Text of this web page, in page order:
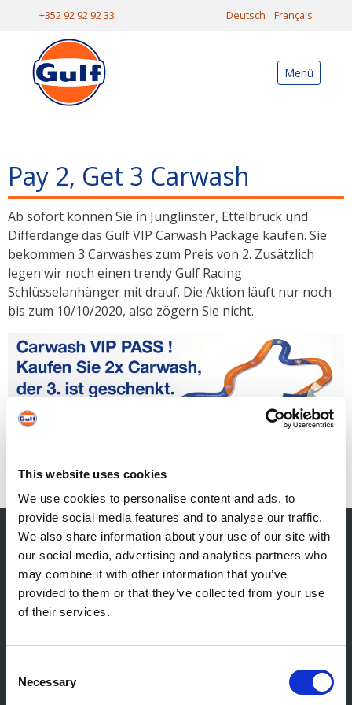
This website uses cookies
We use cookies to personalise content and ads, to
provide social media features and to analyse our traffic.
We also share information about your use of our site with
our social media, advertising and analytics partners who
may combine it with other information that you’ve
provided to them or that they’ve collected from your use
of their services.
Selection
Necessary
+352 92 92 92 33 Deutsch Français
Menü
Pay 2, Get 3 Carwash
Ab sofort können Sie in Junglinster, Ettelbruck und
Differdange das Gulf VIP Carwash Package kaufen. Sie
bekommen 3 Carwashes zum Preis von 2. Zusätzlich
legen wir noch einen trendy Gulf Racing
Schlüsselanhänger mit drauf. Die Aktion läuft nur noch
bis zum 10/10/2020, also zögern Sie nicht.
Kontakt
Allgemeiner Kontakt
Reiff Petroleum Luxembourg S.A.
Luxembourg